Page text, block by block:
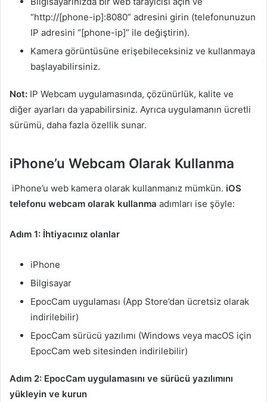
“http://[phone-ip]:8080” adresini girin (telefonunuzun
IP adresini “[phone-ip]” ile değiştirin).
Kamera görüntüsüne erişebileceksiniz ve kullanmaya
başlayabilirsiniz.
Not: IP Webcam uygulamasında, çözünürlük, kalite ve
diğer ayarları da yapabilirsiniz. Ayrıca uygulamanın ücretli
sürümü, daha fazla özellik sunar.
iPhone’u Webcam Olarak Kullanma
iPhone’u web kamera olarak kullanmanız mümkün. iOS
telefonu webcam olarak kullanma adımları ise şöyle:
Adım 1: İhtiyacınız olanlar
iPhone
Bilgisayar
EpocCam uygulaması (App Store’dan ücretsiz olarak
indirilebilir)
EpocCam sürücü yazılımı (Windows veya macOS için
EpocCam web sitesinden indirilebilir)
Adım 2: EpocCam uygulamasını ve sürücü yazılımını
yükleyin ve kurun